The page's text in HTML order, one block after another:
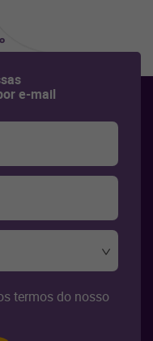
e-mail
termos do nosso